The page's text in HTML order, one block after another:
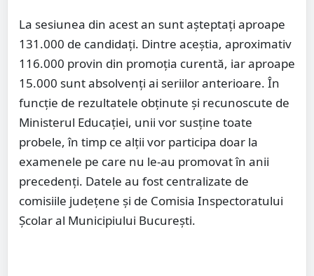
La sesiunea din acest an sunt așteptați aproape
131.000 de candidați. Dintre aceștia, aproximativ
116.000 provin din promoția curentă, iar aproape
15.000 sunt absolvenți ai seriilor anterioare. În
funcție de rezultatele obținute și recunoscute de
Ministerul Educației, unii vor susține toate
probele, în timp ce alții vor participa doar la
examenele pe care nu le-au promovat în anii
precedenți. Datele au fost centralizate de
comisiile județene și de Comisia Inspectoratului
Școlar al Municipiului București.